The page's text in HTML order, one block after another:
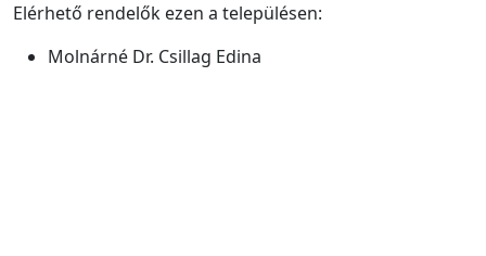
Elérhető rendelők ezen a településen:
Molnárné Dr. Csillag Edina